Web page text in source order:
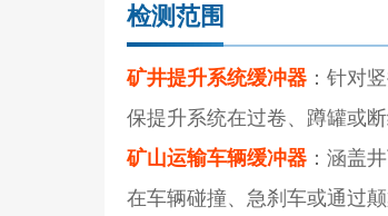
检测范围
矿井提升系统缓冲器 ：针对
保提升系统在过卷、蹲罐或
矿山运输车辆缓冲器 ：涵盖
在车辆碰撞、急刹车或通过